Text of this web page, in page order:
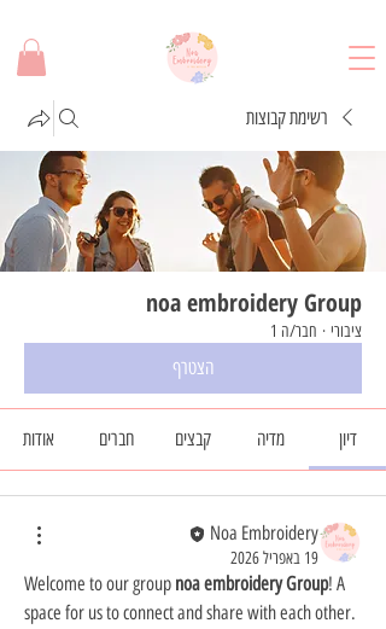
רשימת קבוצות
noa embroidery Group
ציבורי · חבר/ה 1
הצטרף
דיון מדיה קבצים חברים אודות
Noa Embroidery
19 באפריל 2026
Welcome to our group noa embroidery Group! A
space for us to connect and share with each other.